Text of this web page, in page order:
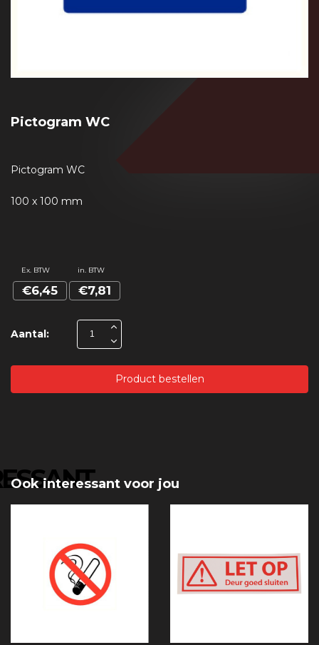
Pictogram WC
Pictogram WC
100 x 100 mm
Aantal:
Ex. BTW in. BTW
€6,45 €7,81
Product bestellen
Ook interessant voor jou